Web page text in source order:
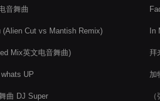
音舞曲
Cut vs Mantish Remix)
Mix英文电音舞曲)
UP
曲 DJ Super
In
拜
加